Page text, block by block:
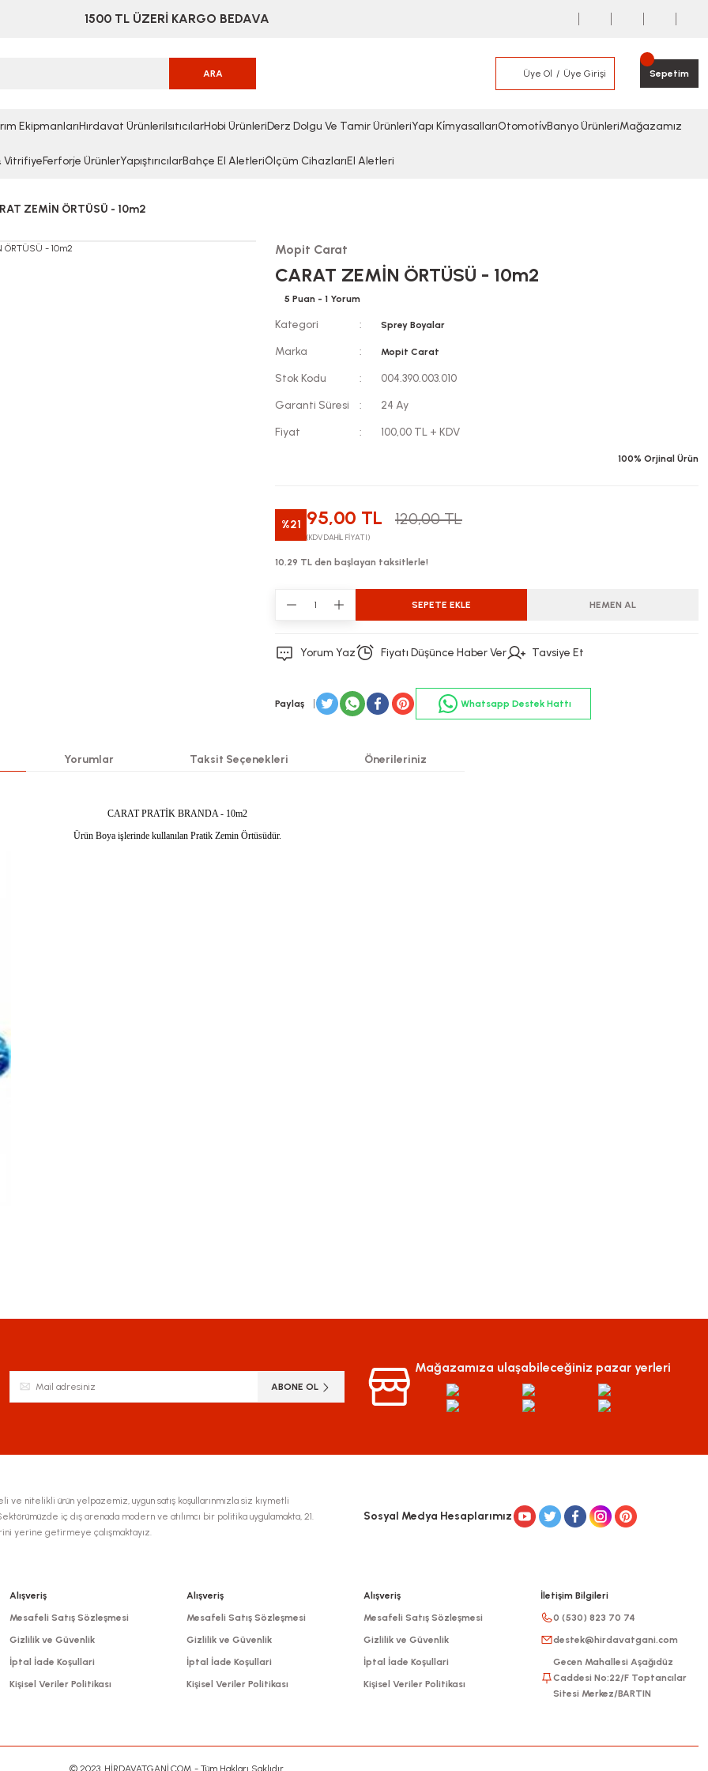
1500 TL ÜZERİ KARGO BEDAVA
ARA Üye Ol Üye Girişi Sepetim
EkipmanlarıHırdavat ÜrünleriIsıtıcılarHobi ÜrünleriDerz Dolgu Ve Tamir ÜrünleriYapı Ki̇myasallarıOtomoti̇vBanyo ÜrünleriMağazamız
VitrifiyeFerforje ÜrünlerYapıştırıcılarBahçe El AletleriÖlçüm CihazlarıEl Aletleri
ZEMİN ÖRTÜSÜ - 10m2
Mopit Carat
CARAT ZEMİN ÖRTÜSÜ - 10m2
5 Puan - 1 Yorum
Kategori Sprey Boyalar
Marka Mopit Carat
Stok Kodu
004.390.003.010
Garanti Süresi
24 Ay
Fiyat
100,00 TL + KDV
100% Orjinal Ürün
%21 95,00 TL 120,00 TL
(KDV DAHİL FİYATI)
10,29 TL den başlayan taksitlerle!
SEPETE EKLE HEMEN AL
Yorum Yaz Fiyatı Düşünce Haber Ver Tavsiye Et
Paylaş Whatsapp Destek Hattı
Yorumlar Taksit Seçenekleri Önerileriniz
CARAT PRATİK BRANDA - 10m2
Ürün Boya işlerinde kullanılan Pratik Zemin Örtüsüdür.
ABONE OL
Mağazamıza ulaşabileceğiniz pazar yerleri
ve nitelikli ürün yelpazemiz, uygun satış koşullarınmızla siz kıymetli
iç dış arenada modern ve atılımcı bir politika uygulamakta, 21.
yerine getirmeye çalışmaktayız.
Sosyal Medya Hesaplarımız
Alışveriş
Mesafeli Satış Sözleşmesi
Gizlilik ve Güvenlik
İptal İade Koşullari
Kişisel Veriler Politikası
Alışveriş
Mesafeli Satış Sözleşmesi
Gizlilik ve Güvenlik
İptal İade Koşullari
Kişisel Veriler Politikası
Alışveriş
Mesafeli Satış Sözleşmesi
Gizlilik ve Güvenlik
İptal İade Koşullari
Kişisel Veriler Politikası
İletişim Bilgileri
0 (530) 823 70 74
destek@hirdavatgani.com
Gecen Mahallesi Aşağıdüz
Caddesi No:22/F Toptancılar
Sitesi Merkez/BARTIN
© 2023, HİRDAVATGANİ.COM - Tüm Hakları Saklıdır.